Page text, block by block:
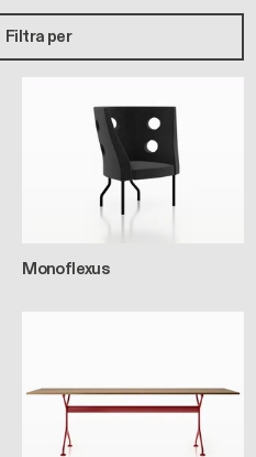
Filtra per
Monoflexus